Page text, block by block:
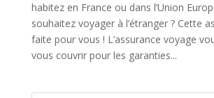
habitez en France ou dans l’Union
souhaitez voyager à l’étranger ? Cette
faite pour vous ! L’assurance voyage
vous couvrir pour les garanties...